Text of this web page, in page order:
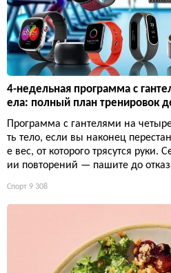
4-недельная программа с
ела: полный план тренировок
Программа с гантелями на
ть тело, если вы наконец
е вес, от которого трясутся руки.
ии повторений — пашите до
Спорт 9 308